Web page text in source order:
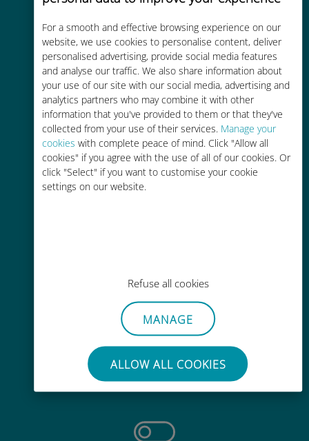
For a smooth and effective browsing experience on our
website, we use cookies to personalise content, deliver
personalised advertising, provide social media features
and analyse our traffic. We also share information about
your use of our site with our social media, advertising and
analytics partners who may combine it with other
information that you've provided to them or that they've
collected from your use of their services. Manage your
cookies with complete peace of mind. Click "Allow all
cookies" if you agree with the use of all of our cookies. Or
click "Select" if you want to customise your cookie
settings on our website.
Refuse all cookies
MANAGE
ALLOW ALL COOKIES
Rentable
Hasta un 90% más barato que los
costes de itinerancia con su
operador actual
Fácil recarga
Sin esfuerzo
No es necesario retirar la tarjeta
SIM